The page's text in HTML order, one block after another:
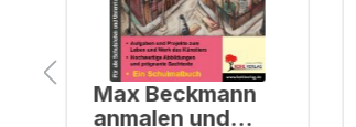
Max Beckmann
anmalen und